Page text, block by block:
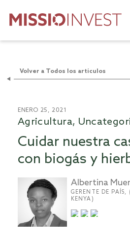
Volver a Todos los artículos
ENERO 25, 2021
Agricultura,
Cuidar nuestra
con biogás y
Albertina
GERENTE DE PAÍS,
KENYA)